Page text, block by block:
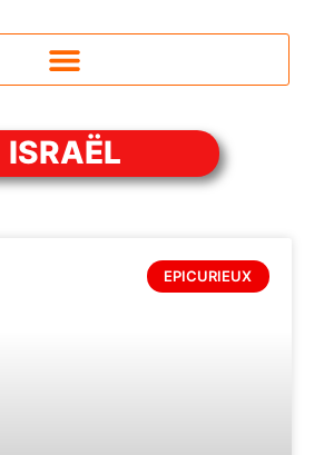
ISRAËL
EPICURIEUX